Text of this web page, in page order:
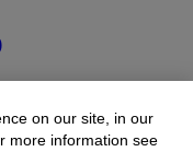
on our site, in our
more information see